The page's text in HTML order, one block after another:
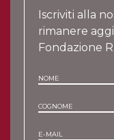
Iscriviti alla
rimanere
Fondazione
NOME
COGNOME
E-MAIL